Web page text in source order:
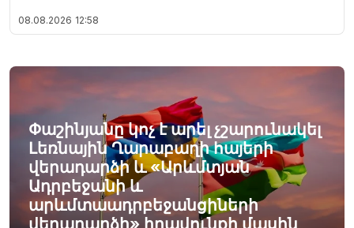
08.08.2026 12:58
Փաշինյանը կոչ է արել չշարունակել
Լեռնային Ղարաբաղի հայերի
վերադարձի և «Արևմտյան
Ադրբեջանի և
արևմտաադրբեջանցիների